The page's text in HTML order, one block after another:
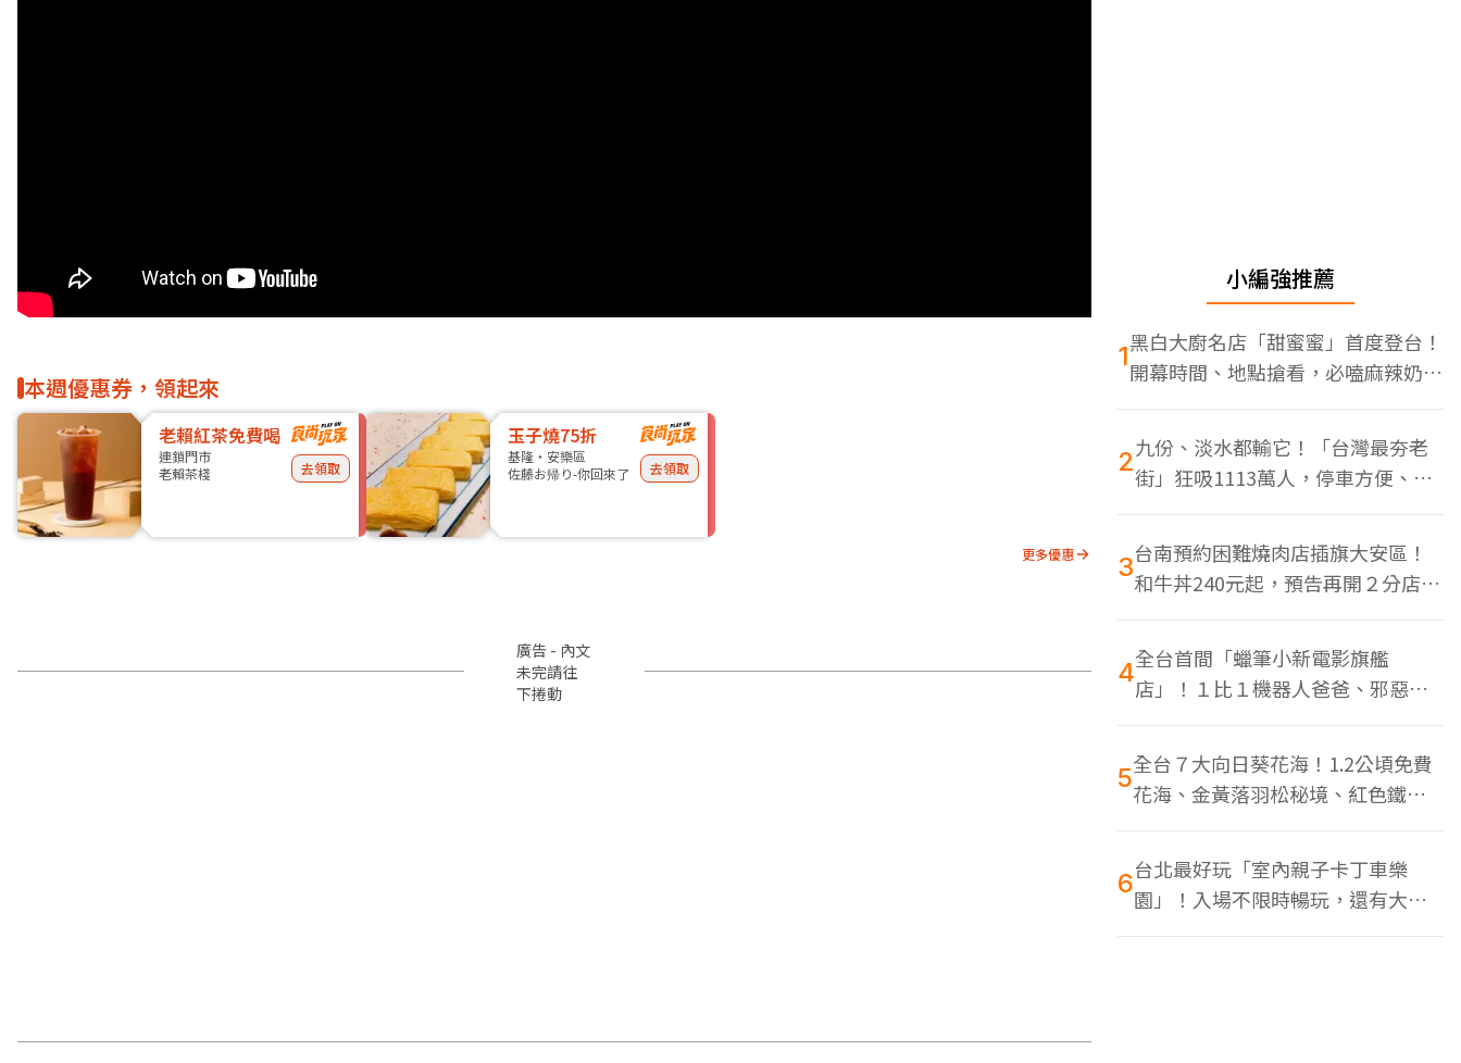
本週優惠券，領起來
老賴紅茶免費喝
連鎖門市
老賴茶棧
去領取
玉子燒75折
基隆・安樂區
佐藤お帰り-你回來了
去領取
更多優惠
廣告 - 內文
未完請往
下捲動
小編強推薦
1黑白大廚名店「甜蜜蜜」首度登台！
開幕時間、地點搶看，必嗑麻辣奶油
蝦
2九份、淡水都輸它！「台灣最夯老
街」狂吸1113萬人，停車方便、特
色美食多
3台南預約困難燒肉店插旗大安區！
和牛丼240元起，預告再開２分店、
地點曝光
4全台首間「蠟筆小新電影旗艦
店」！１比１機器人爸爸、邪惡正
男，百款周邊買翻
5全台７大向日葵花海！1.2公頃免費
花海、金黃落羽松秘境、紅色鐵橋
同框
6台北最好玩「室內親子卡丁車樂
園」！入場不限時暢玩，還有大螢
幕Switch遊戲區